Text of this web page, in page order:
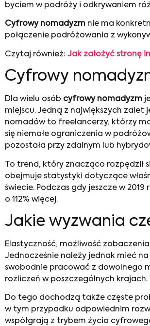
byciem w podróży i odkrywaniem
Cyfrowy nomadyzm nie ma
połączenie podróżowania z
Czytaj również: Jak założyć stronę
Cyfrowy
Dla wielu osób cyfrowy nomadyzm
miejscu. Jedną z największych
nomadów to freelancerzy, którzy
się niemałe ograniczenia w
pozostała przy zdalnym lub
To trend, który znacząco rozpędził
obejmuje statystyki dotyczące
świecie. Podczas gdy jeszcze w
o 112% więcej.
Jakie wyzwania
Elastyczność, możliwość
Jednocześnie należy jednak mieć
swobodnie pracować z dowolnego
rozliczeń w poszczególnych
Do tego dochodzą także częste
w tym przypadku odpowiednim
współgrają z trybem życia